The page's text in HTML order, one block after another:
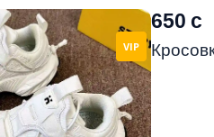
VIP
650 с